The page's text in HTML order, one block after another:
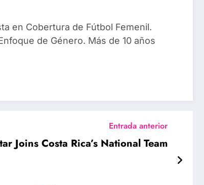
en Cobertura de Fútbol Femenil.
de Género. Más de 10 años
Entrada anterior
Joins Costa Rica’s National Team